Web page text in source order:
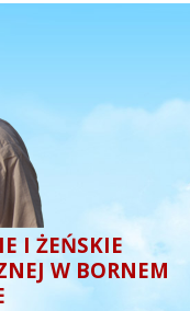
I ŻEŃSKIE
W BORNEM